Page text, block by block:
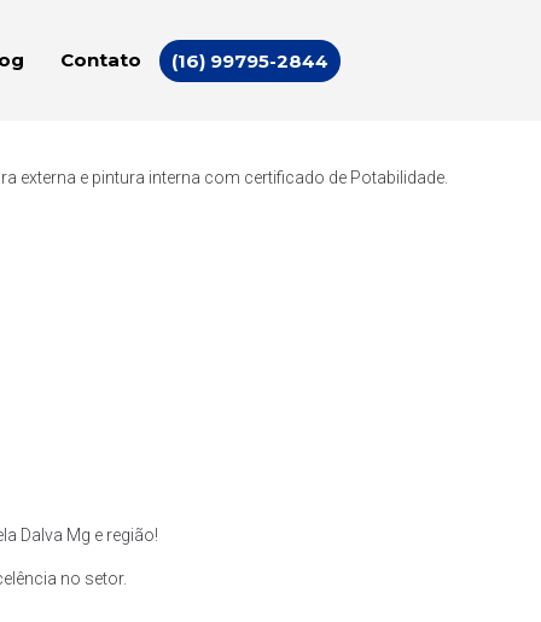
Contato (16) 99795-2844
e pintura interna com certificado de Potabilidade.
Dalva Mg e região!
no setor.